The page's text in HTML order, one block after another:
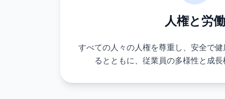
人権と労働
すべての人々の人権を尊重し、安全で
るとともに、従業員の多様性と成